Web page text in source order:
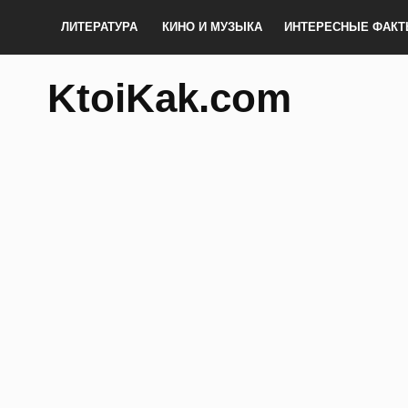
ЛИТЕРАТУРА КИНО И МУЗЫКА ИНТЕРЕСНЫЕ
KtoiKak.com